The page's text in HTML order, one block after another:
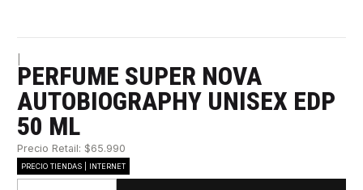
PERFUME SUPER NOVA
AUTOBIOGRAPHY UNISEX EDP
50 ML
Precio Retail: $65.990
PRECIO TIENDAS | INTERNET